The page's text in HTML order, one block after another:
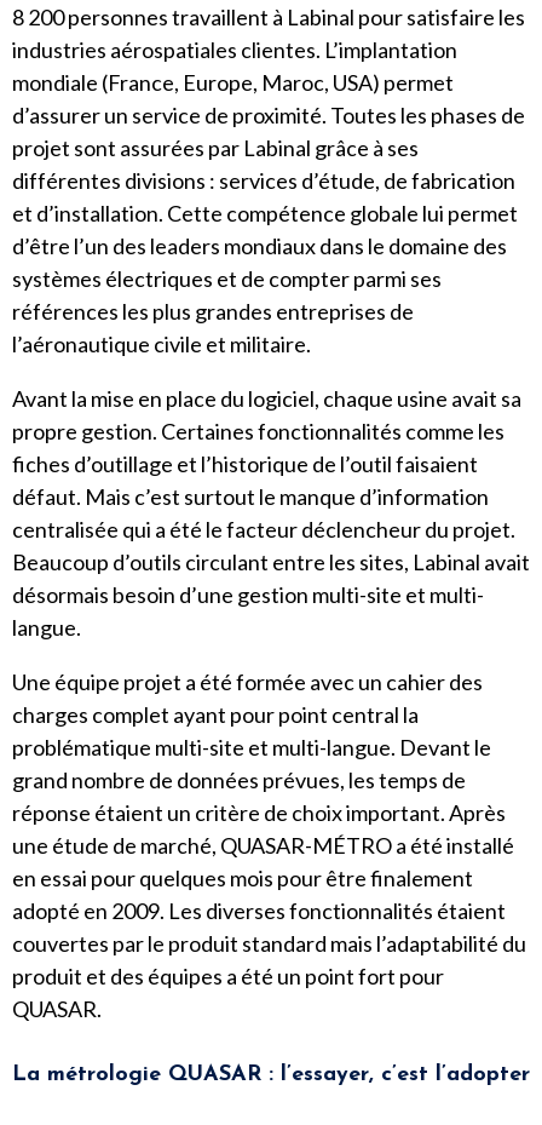
8 200 personnes travaillent à Labinal pour satisfaire les
industries aérospatiales clientes. L’implantation
mondiale (France, Europe, Maroc, USA) permet
d’assurer un service de proximité. Toutes les phases de
projet sont assurées par Labinal grâce à ses
différentes divisions : services d’étude, de fabrication
et d’installation. Cette compétence globale lui permet
d’être l’un des leaders mondiaux dans le domaine des
systèmes électriques et de compter parmi ses
références les plus grandes entreprises de
l’aéronautique civile et militaire.
Avant la mise en place du logiciel, chaque usine avait sa
propre gestion. Certaines fonctionnalités comme les
fiches d’outillage et l’historique de l’outil faisaient
défaut. Mais c’est surtout le manque d’information
centralisée qui a été le facteur déclencheur du projet.
Beaucoup d’outils circulant entre les sites, Labinal avait
désormais besoin d’une gestion multi-site et multi-
langue.
Une équipe projet a été formée avec un cahier des
charges complet ayant pour point central la
problématique multi-site et multi-langue. Devant le
grand nombre de données prévues, les temps de
réponse étaient un critère de choix important. Après
une étude de marché, QUASAR-MÉTROa été installé
en essai pour quelques mois pour être finalement
adopté en 2009. Les diverses fonctionnalités étaient
couvertes par le produit standard mais l’adaptabilité du
produit et des équipes a été un point fort pour
QUASAR.
La métrologie QUASAR : l’essayer, c’est l’adopter